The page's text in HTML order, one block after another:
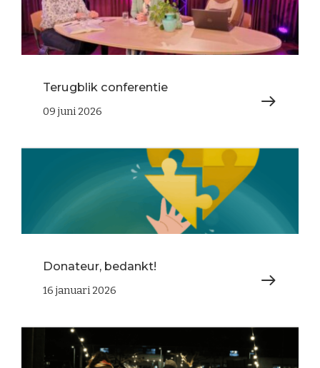
Terugblik conferentie
09 juni 2026
Donateur, bedankt!
16 januari 2026